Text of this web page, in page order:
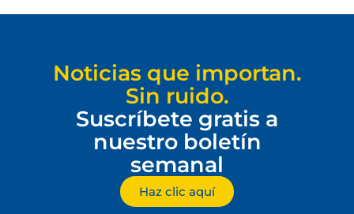
Noticias que importan.
Sin ruido.
Suscríbete gratis a
nuestro boletín
semanal
Haz clic aquí